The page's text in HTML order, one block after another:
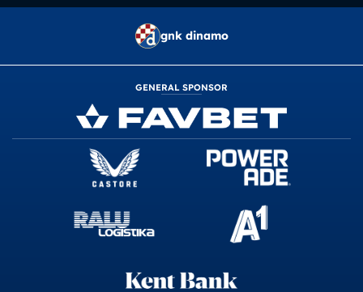
gnk dinamo
GENERAL SPONSOR